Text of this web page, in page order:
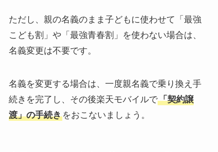
ただし、親の名義のまま子どもに使わせて「最強
こども割」や「最強青春割」を使わない場合は、
名義変更は不要です。
名義を変更する場合は、一度親名義で乗り換え手
続きを完了し、その後楽天モバイルで「契約譲
渡」の手続きをおこないましょう。